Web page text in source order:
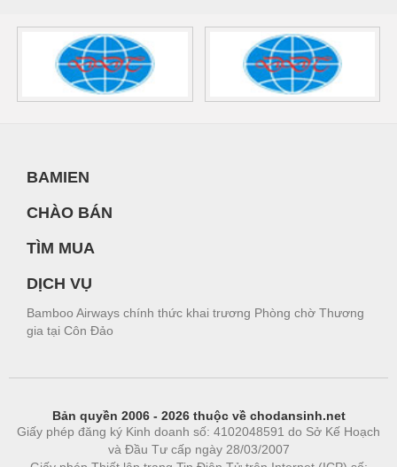
BAMIEN
CHÀO BÁN
TÌM MUA
DỊCH VỤ
Bamboo Airways chính thức khai trương Phòng chờ Thương
gia tại Côn Đảo
Bản quyền 2006 - 2026 thuộc về chodansinh.net
Giấy phép đăng ký Kinh doanh số: 4102048591 do Sở Kế Hoạch
và Đầu Tư cấp ngày 28/03/2007